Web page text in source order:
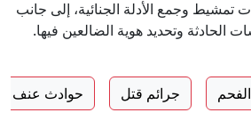
وجمع الأدلة الجنائية، إلى جانب
وتحديد هوية الضالعين فيها.
جرائم قتل حوادث عنف